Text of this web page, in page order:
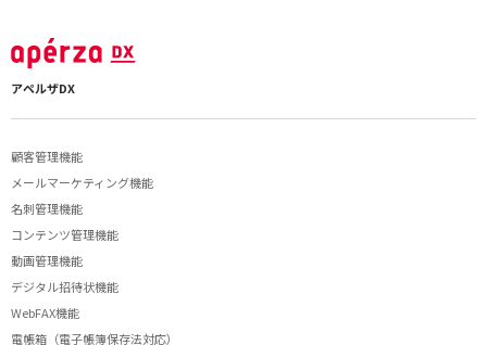
アペルザDX
顧客管理機能
メールマーケティング機能
名刺管理機能
コンテンツ管理機能
動画管理機能
デジタル招待状機能
WebFAX機能
電帳箱（電子帳簿保存法対応）